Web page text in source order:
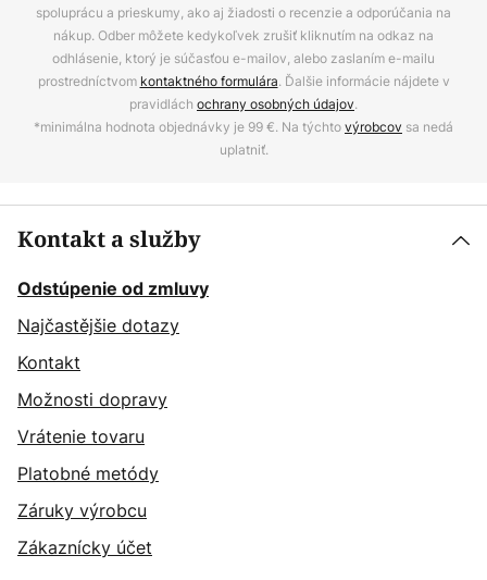
spoluprácu a prieskumy, ako aj žiadosti o recenzie a odporúčania na
nákup. Odber môžete kedykoľvek zrušiť kliknutím na odkaz na
odhlásenie, ktorý je súčasťou e-mailov, alebo zaslaním e-mailu
prostredníctvom kontaktného formulára. Ďalšie informácie nájdete v
pravidlách ochrany osobných údajov.
*minimálna hodnota objednávky je 99 €. Na týchtovýrobcov sa nedá
uplatniť.
Kontakt a služby
Odstúpenie od zmluvy
Najčastějšie dotazy
Kontakt
Možnosti dopravy
Vrátenie tovaru
Platobné metódy
Záruky výrobcu
Zákaznícky účet